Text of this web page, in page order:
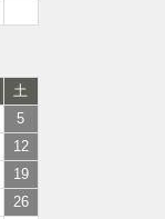
土
5
12
19
26